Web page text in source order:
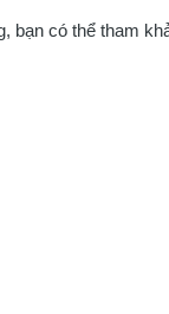
bạn có thể tham